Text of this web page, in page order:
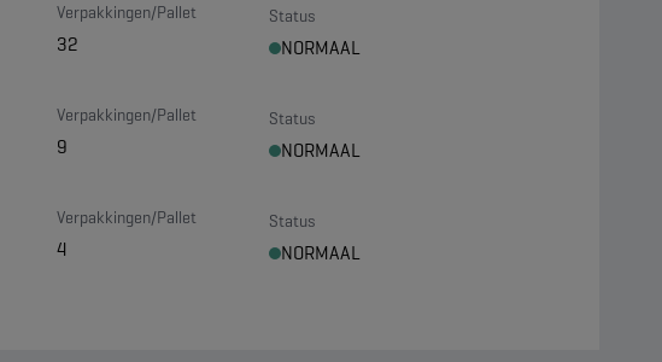
Verpakkingen/Pallet
32
Status
NORMAAL
Verpakkingen/Pallet
9
Status
NORMAAL
Verpakkingen/Pallet
4
Status
NORMAAL